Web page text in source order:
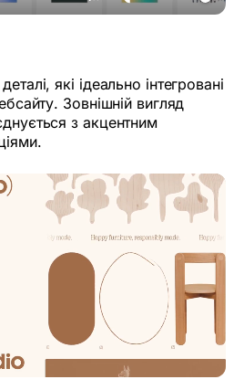
які ідеально інтегровані
Зовнішній вигляд
з акцентним